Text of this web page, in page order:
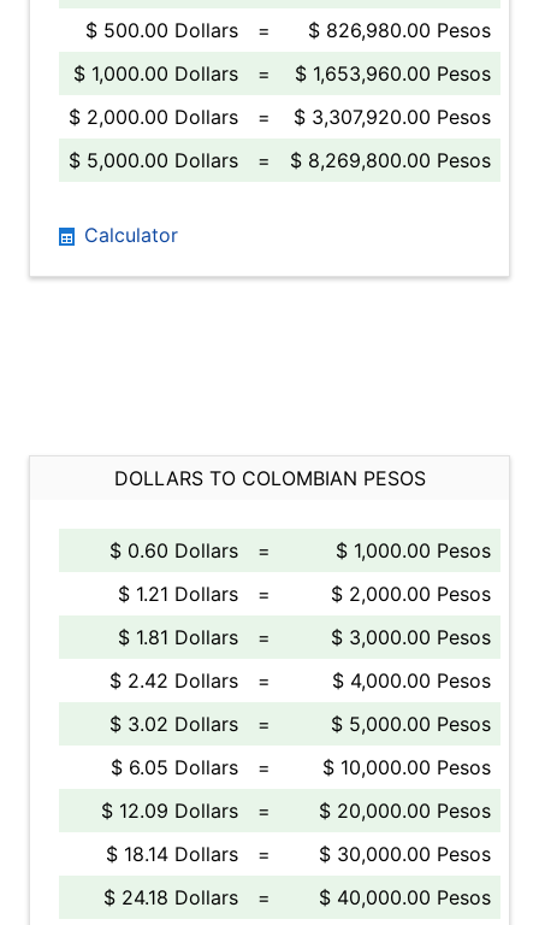
$ 500.00 Dollars
=
$ 826,980.00 Pesos
$ 1,000.00 Dollars
=
$ 1,653,960.00 Pesos
$ 2,000.00 Dollars
=
$ 3,307,920.00 Pesos
$ 5,000.00 Dollars
= $ 8,269,800.00 Pesos
Calculator
DOLLARS TO COLOMBIAN PESOS
$ 0.60 Dollars =
$ 1,000.00 Pesos
$ 1.21 Dollars
=
$ 2,000.00 Pesos
$ 1.81 Dollars
=
$ 3,000.00 Pesos
$ 2.42 Dollars
=
$ 4,000.00 Pesos
$ 3.02 Dollars
=
$ 5,000.00 Pesos
$ 6.05 Dollars
=
$ 10,000.00 Pesos
$ 12.09 Dollars
=
$ 20,000.00 Pesos
$ 18.14 Dollars
=
$ 30,000.00 Pesos
$ 24.18 Dollars
= $ 40,000.00 Pesos